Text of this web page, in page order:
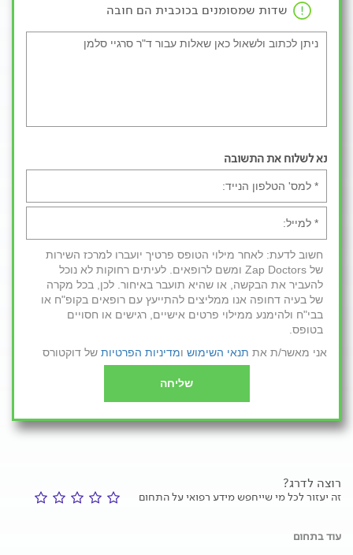
שדות שמסומנים בכוכבית הם חובה
נא לשלוח את התשובה
חשוב לדעת: לאחר מילוי הטופס פרטיך יועברו למרכז השירות
של Zap Doctors ומשם לרופאים. לעיתים רחוקות לא נוכל
להעביר את הבקשה, או שהיא תועבר באיחור. לכן, בכל מקרה
של בעיה דחופה אנו ממליצים להתייעץ עם רופאים בקופ"ח או
בבי"ח ולהימנע ממילוי פרטים אישיים, רגישים או חסויים
בטופס.
אני מאשר/ת את תנאי השימוש ומדיניות הפרטיות של דוקטורס
שליחה
רוצה לדרג?
זה יעזור לכל מי שייחפש מידע רפואי על התחום
עוד בתחום